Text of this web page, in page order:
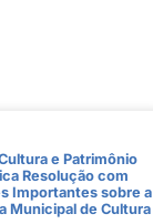
e Patrimônio
Resolução com
Importantes sobre a
Municipal de Cultura